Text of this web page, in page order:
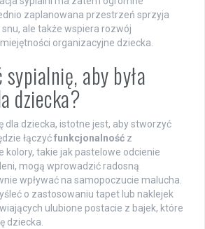
zaplanowana przestrzeń sprzyja
ale także wspiera rozwój
organizacyjne dziecka.
aby była
dziecka?
dla dziecka, istotne jest, aby stworzyć
łączyćfunkcjonalność z
kolory, takie jak pastelowe odcienie
mogą wprowadzić radosną
wpływać na samopoczucie malucha.
o zastosowaniu tapet lub naklejek
ulubione postacie z bajek, które
dziecka.